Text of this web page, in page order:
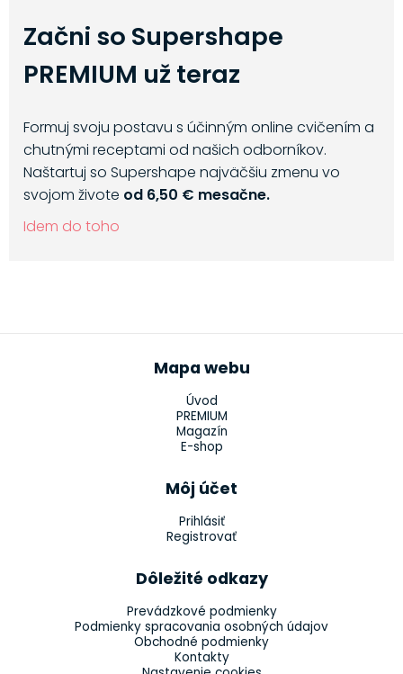
Začni so Supershape
PREMIUM už teraz
Formuj svoju postavu s účinným online cvičením a
chutnými receptami od našich odborníkov.
Naštartuj so Supershape najväčšiu zmenu vo
svojom živote od 6,50 € mesačne.
Idem do toho
Mapa webu
Úvod
PREMIUM
Magazín
E-shop
Môj účet
Prihlásiť
Registrovať
Dôležité odkazy
Prevádzkové podmienky
Podmienky spracovania osobných údajov
Obchodné podmienky
Kontakty